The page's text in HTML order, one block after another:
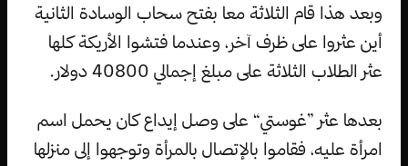
وبعد هذا قام الثلاثة معا بفتح سحاب الوسادة الثانية
أين عثروا على ظرف آخر، وعندما فتشوا الأريكة كلها
عثر الطلاب الثلاثة على مبلغ إجمالي 40800 دولار.
بعدها عثر ”غوستي“ على وصل إيداع كان يحمل اسم
امرأة عليه، فقاموا بالإتصال بالمرأة وتوجهوا إلى منزلها